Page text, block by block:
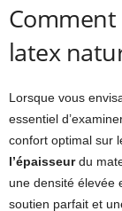
latex
Lorsque vous
essentiel
confort optimal sur
l’épaisseurdu
une densité élevée
soutien parfait et